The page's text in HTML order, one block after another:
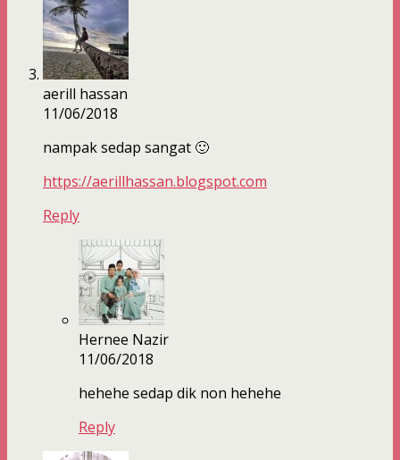
aerill hassan
11/06/2018
nampak sedap sangat 🙂
https://aerillhassan.blogspot.com
Reply
Hernee Nazir
11/06/2018
hehehe sedap dik non hehehe
Reply